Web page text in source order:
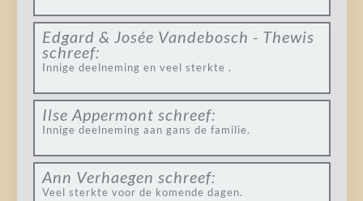
Edgard & Josée Vandebosch - Thewis
schreef:
Innige deelneming en veel sterkte .
Ilse Appermont schreef:
Innige deelneming aan gans de familie.
Ann Verhaegen schreef:
Veel sterkte voor de komende dagen.